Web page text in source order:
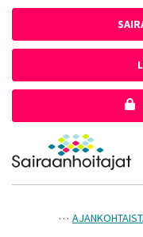
Etusivulle